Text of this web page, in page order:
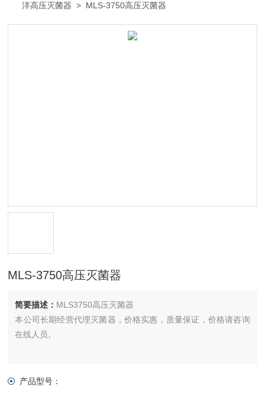
洋高压灭菌器 > MLS-3750高压灭菌器
MLS-3750高压灭菌器
简要描述： MLS3750高压灭菌器
本公司长期经营代理灭菌器，价格实惠，质量保证，价格请咨询
在线人员。
产品型号：